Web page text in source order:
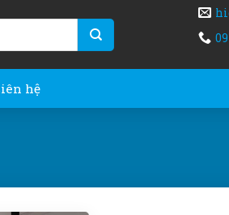
hệ